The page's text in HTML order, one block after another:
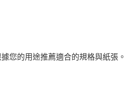
您的用途推薦適合的規格與紙張。